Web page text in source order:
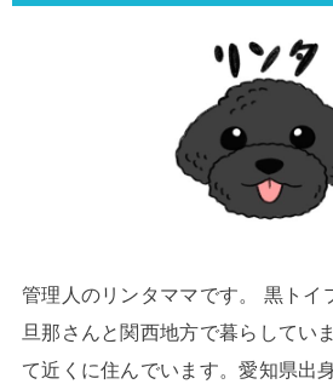
管理人のリンタママです。 黒トイ
旦那さんと関西地方で暮らしてい
て近くに住んでいます。愛知県出